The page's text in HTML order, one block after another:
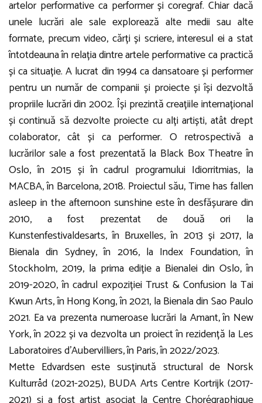
artelor performative ca performer și coregraf. Chiar dacă
unele lucrări ale sale explorează alte medii sau alte
formate, precum video, cărți și scriere, interesul ei a stat
întotdeauna în relația dintre artele performative ca practică
și ca situație. A lucrat din 1994 ca dansatoare și performer
pentru un număr de companii și proiecte și își dezvoltă
propriile lucrări din 2002. Își prezintă creațiile internațional
și continuă să dezvolte proiecte cu alți artiști, atât drept
colaborator, cât și ca performer. O retrospectivă a
lucrărilor sale a fost prezentată la Black Box Theatre în
Oslo, în 2015 și în cadrul programului Idiorritmias, la
MACBA, în Barcelona, 2018. Proiectul său, Time has fallen
asleep in the afternoon sunshine este în desfășurare din
2010, a fost prezentat de două ori la
Kunstenfestivaldesarts, în Bruxelles, în 2013 și 2017, la
Bienala din Sydney, în 2016, la Index Foundation, în
Stockholm, 2019, la prima ediție a Bienalei din Oslo, în
2019-2020, în cadrul expoziției Trust & Confusion la Tai
Kwun Arts, în Hong Kong, în 2021, la Bienala din Sao Paulo
2021. Ea va prezenta numeroase lucrări la Amant, în New
York, în 2022 și va dezvolta un proiect în rezidență la Les
Laboratoires d’Aubervilliers, în Paris, în 2022/2023.
Mette Edvardsen este susținută structural de Norsk
Kulturråd (2021-2025), BUDA Arts Centre Kortrijk (2017-